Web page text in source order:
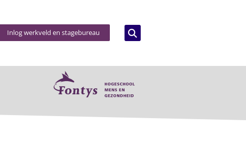
Inlog werkveld en stagebureau